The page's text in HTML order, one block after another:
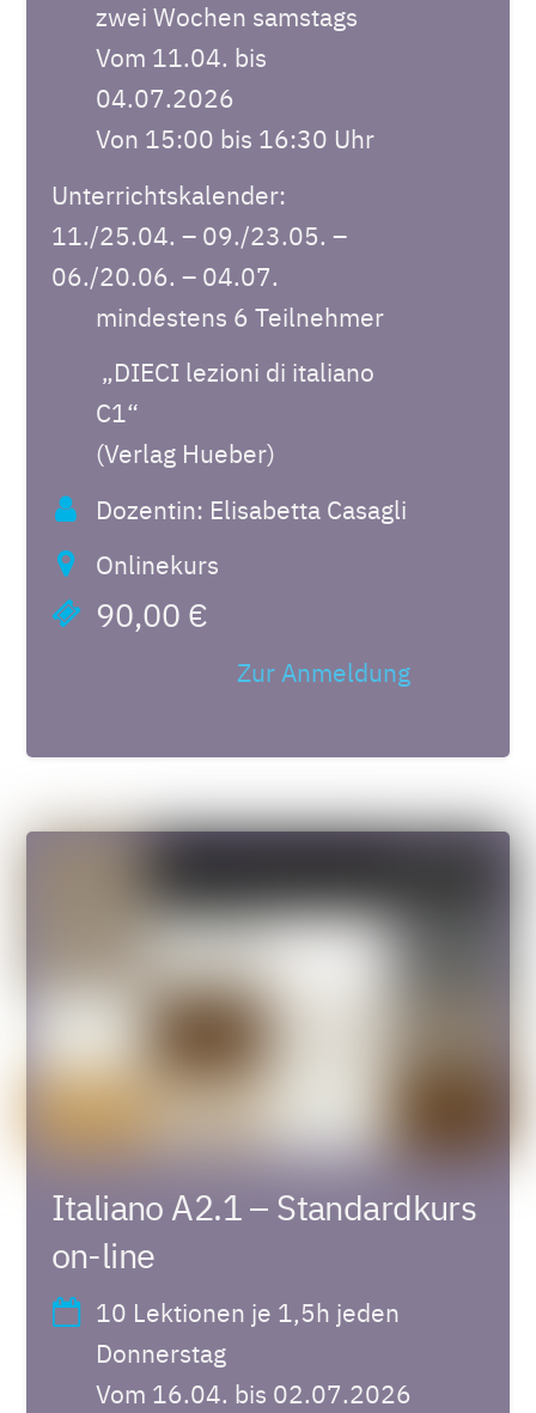
zwei Wochen samstags
Vom 11.04. bis
04.07.2026
Von 15:00 bis 16:30 Uhr
Unterrichtskalender:
11./25.04. – 09./23.05. –
06./20.06. – 04.07.
mindestens 6 Teilnehmer
„DIECI lezioni di italiano
C1“
(Verlag Hueber)
Dozentin: Elisabetta Casagli
Onlinekurs
90,00 €
Zur Anmeldung
Italiano A2.1 – Standardkurs
on-line
10 Lektionen je 1,5h jeden
Donnerstag
Vom 16.04. bis 02.07.2026